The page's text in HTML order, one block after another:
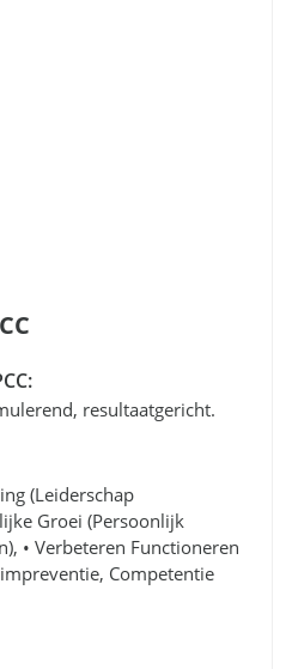
resultaatgericht.
(leiderschap
Groei (persoonlijk
• Verbeteren Functioneren
Competentie